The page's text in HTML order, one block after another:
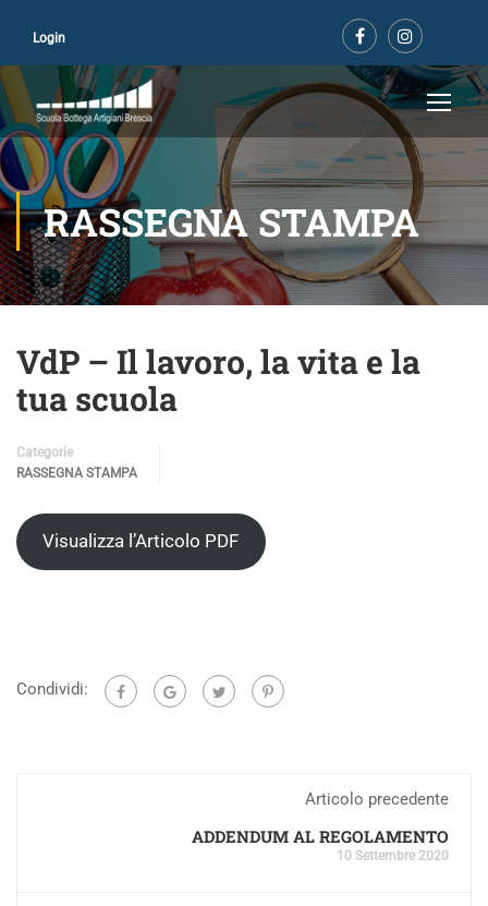
Login
RASSEGNA STAMPA
VdP – Il lavoro, la vita e la
tua scuola
Categorie
RASSEGNA STAMPA
Visualizza l’Articolo PDF
Condividi:
Articolo precedente
ADDENDUM AL REGOLAMENTO
10 Settembre 2020